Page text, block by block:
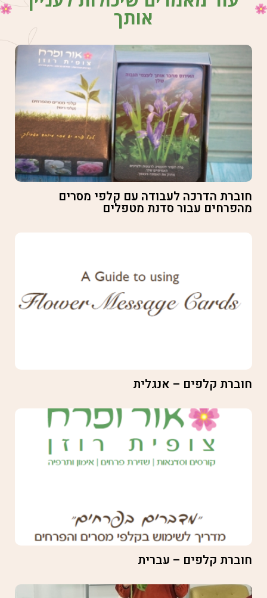
אותך
חוברת הדרכה לעבודה עם קלפי מסרים
מהפרחים עבור סדנת מטפלים
חוברת קלפים – אנגלית
חוברת קלפים – עברית